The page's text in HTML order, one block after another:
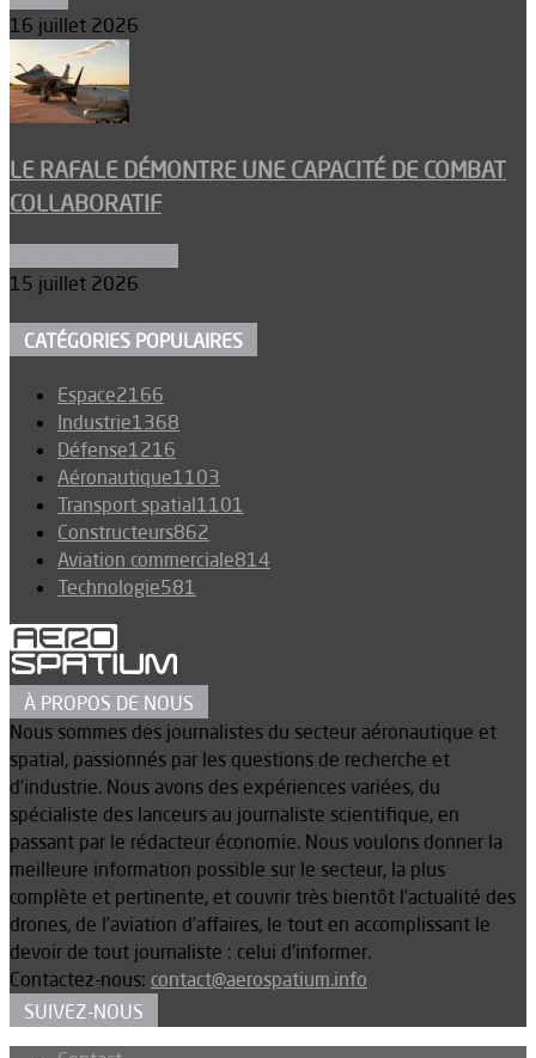
16 juillet 2026
LE RAFALE DÉMONTRE UNE CAPACITÉ DE COMBAT
COLLABORATIF
15 juillet 2026
CATÉGORIES POPULAIRES
Espace2166
Industrie1368
Défense1216
Aéronautique1103
Transport spatial1101
Constructeurs862
Aviation commerciale814
Technologie581
À PROPOS DE NOUS
Nous sommes des journalistes du secteur aéronautique et
spatial, passionnés par les questions de recherche et
d’industrie. Nous avons des expériences variées, du
spécialiste des lanceurs au journaliste scientifique, en
passant par le rédacteur économie. Nous voulons donner la
meilleure information possible sur le secteur, la plus
complète et pertinente, et couvrir très bientôt l’actualité des
drones, de l’aviation d’affaires, le tout en accomplissant le
devoir de tout journaliste : celui d’informer.
Contactez-nous: contact@aerospatium.info
SUIVEZ-NOUS